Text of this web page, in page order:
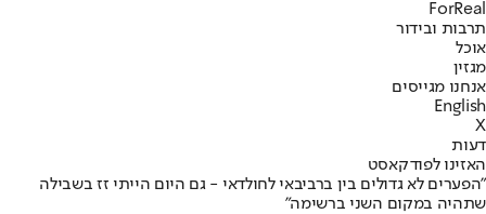
ForReal
תרבות ובידור
אוכל
מגזין
אנחנו מגייסים
English
X
דעות
האזינו לפודקאסט
"הפערים לא גדולים בין ברביבאי לחולדאי - גם היום הייתי זז בשבילה
שתהיה במקום השני ברשימה"